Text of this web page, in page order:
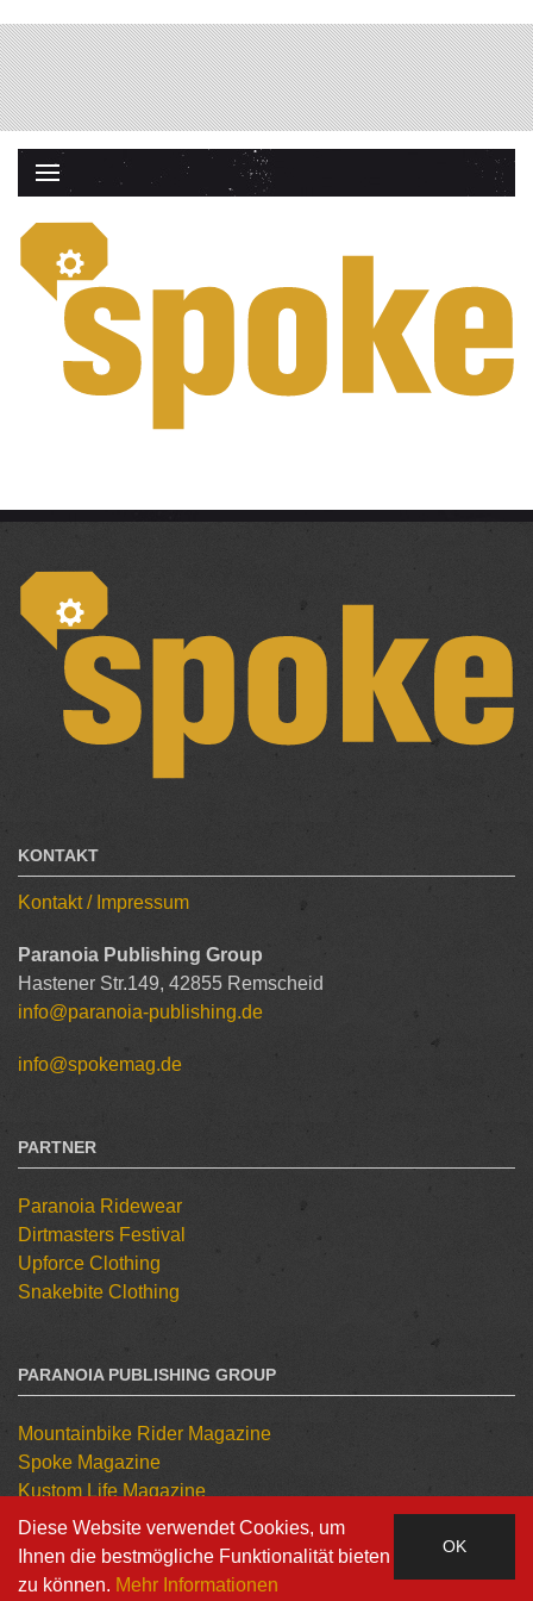
KONTAKT
Kontakt / Impressum
Paranoia Publishing Group
Hastener Str.149, 42855 Remscheid
info@paranoia-publishing.de
info@spokemag.de
PARTNER
Paranoia Ridewear
Dirtmasters Festival
Upforce Clothing
Snakebite Clothing
PARANOIA PUBLISHING GROUP
Mountainbike Rider Magazine
Spoke Magazine
Kustom Life Magazine
Tattoo Kulture Magazine
OK
Diese Website verwendet Cookies, um
Ihnen die bestmögliche Funktionalität bieten
zu können. Mehr Informationen